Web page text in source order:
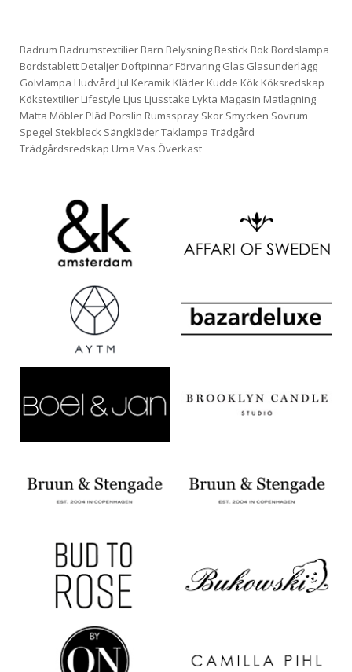
Badrum Badrumstextilier Barn Belysning Bestick Bok Bordslampa
Bordstablett Detaljer Doftpinnar Förvaring Glas Glasunderlägg
Golvlampa Hudvård Jul Keramik Kläder Kudde Kök Köksredskap
Kökstextilier Lifestyle Ljus Ljusstake Lykta Magasin Matlagning
Matta Möbler Pläd Porslin Rumsspray Skor Smycken Sovrum
Spegel Stekbleck SängkläderTaklampa Trädgård
Trädgårdsredskap Urna Vas Överkast